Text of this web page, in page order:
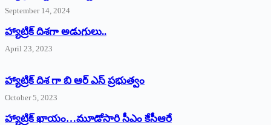
September 14, 2024
‌హ్యాట్రిక్‌ ‌దిశగా అడుగులు..
April 23, 2023
హ్యాట్రిక్ దిశ గా బి ఆర్ ఎస్ ప్రభుత్వం
October 5, 2023
హ్యాట్రిక్‌ ‌ఖాయం…మూడోసారి సీఎం కేసీఆరే